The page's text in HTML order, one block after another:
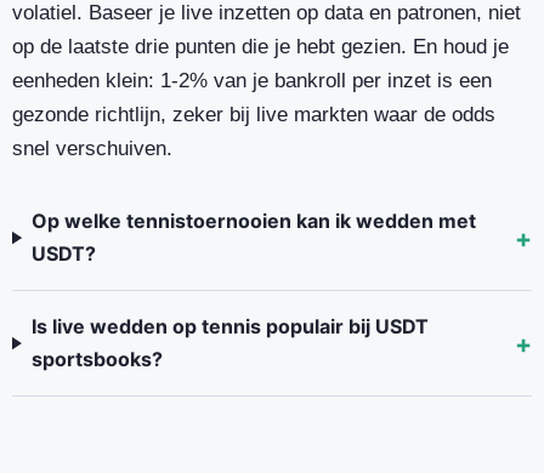
volatiel. Baseer je live inzetten op data en patronen, niet
op de laatste drie punten die je hebt gezien. En houd je
eenheden klein: 1-2% van je bankroll per inzet is een
gezonde richtlijn, zeker bij live markten waar de odds
snel verschuiven.
Op welke tennistoernooien kan ik wedden met
USDT?
Is live wedden op tennis populair bij USDT
sportsbooks?